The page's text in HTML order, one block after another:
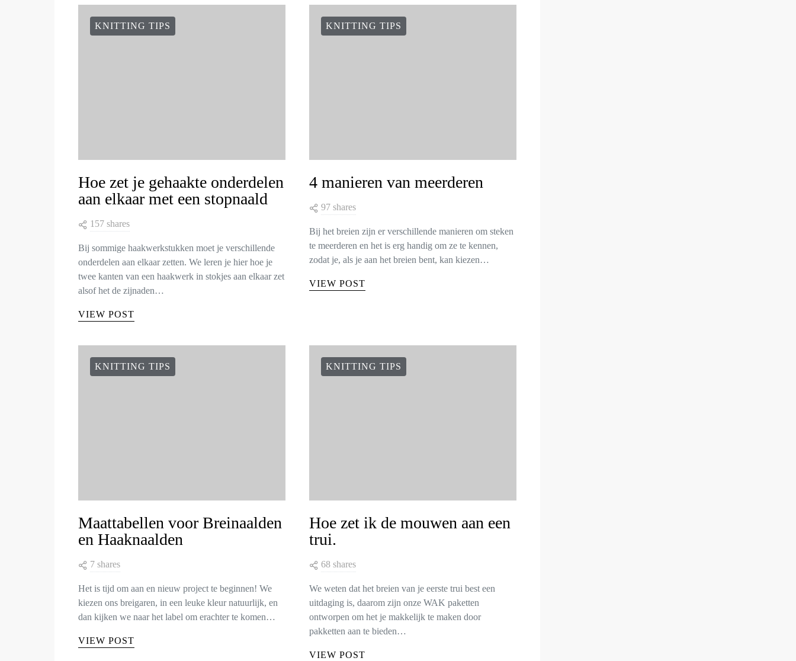
KNITTING TIPS
Hoe zet je gehaakte onderdelen
aan elkaar met een stopnaald
157 shares
Bij sommige haakwerkstukken moet je verschillende
onderdelen aan elkaar zetten. We leren je hier hoe je
twee kanten van een haakwerk in stokjes aan elkaar zet
alsof het de zijnaden…
VIEW POST
KNITTING TIPS
4 manieren van meerderen
97 shares
Bij het breien zijn er verschillende manieren om steken
te meerderen en het is erg handig om ze te kennen,
zodat je, als je aan het breien bent, kan kiezen…
VIEW POST
KNITTING TIPS
Maattabellen voor Breinaalden
en Haaknaalden
7 shares
Het is tijd om aan en nieuw project te beginnen! We
kiezen ons breigaren, in een leuke kleur natuurlijk, en
dan kijken we naar het label om erachter te komen…
VIEW POST
KNITTING TIPS
Hoe zet ik de mouwen aan een
trui.
68 shares
We weten dat het breien van je eerste trui best een
uitdaging is, daarom zijn onze WAK paketten
ontworpen om het je makkelijk te maken door
pakketten aan te bieden…
VIEW POST